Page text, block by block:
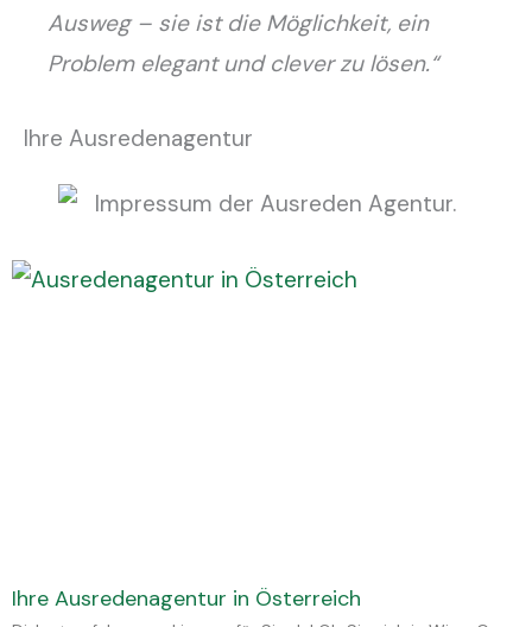
Ausweg – sie ist die Möglichkeit, ein
Problem elegant und clever zu lösen.“
Ihre Ausredenagentur
Ihre Ausredenagentur in Österreich